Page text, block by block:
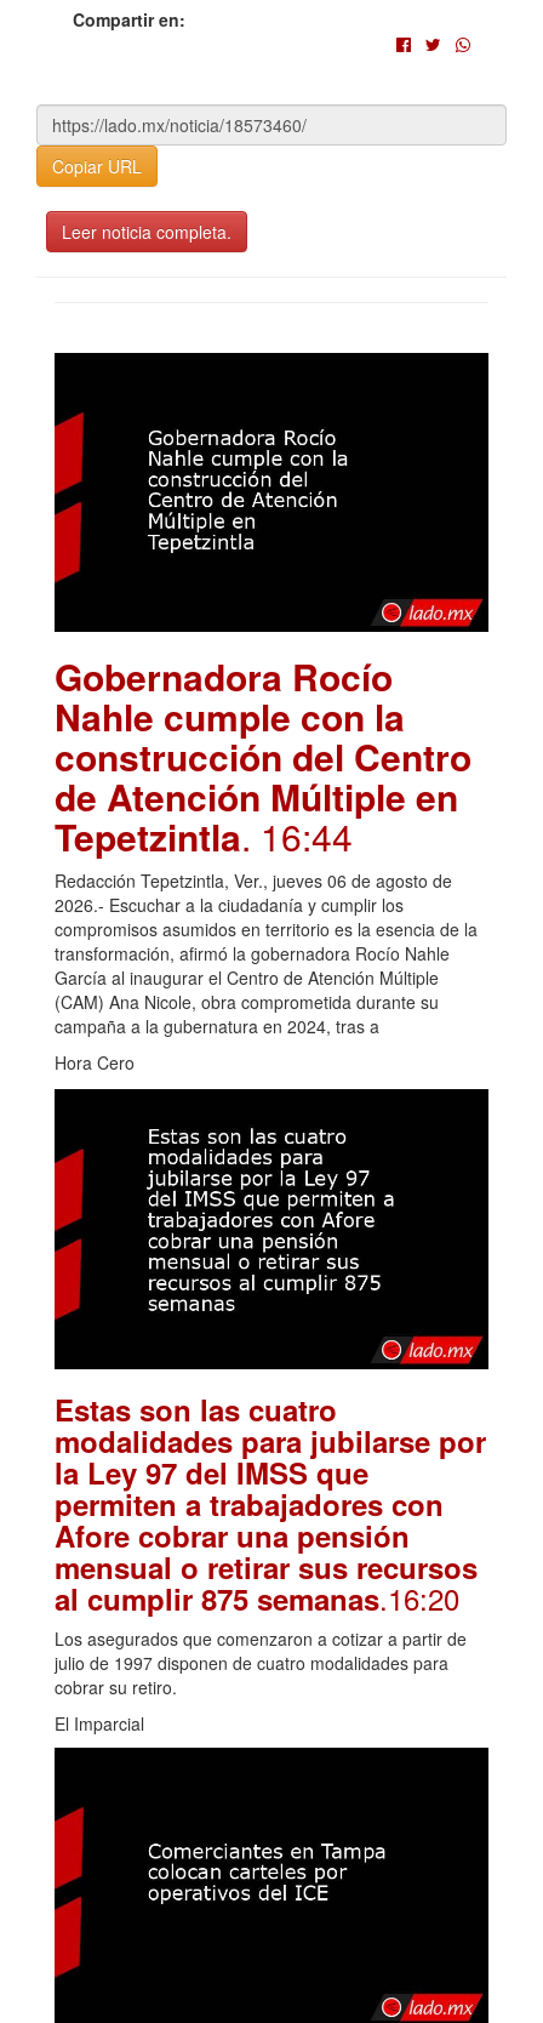
Compartir en:
Copiar URL
Leer noticia completa.
Gobernadora Rocío
Nahle cumple con la
construcción del Centro
de Atención Múltiple en
Tepetzintla. 16:44
Redacción Tepetzintla, Ver., jueves 06 de agosto de
2026.- Escuchar a la ciudadanía y cumplir los
compromisos asumidos en territorio es la esencia de la
transformación, afirmó la gobernadora Rocío Nahle
García al inaugurar el Centro de Atención Múltiple
(CAM) Ana Nicole, obra comprometida durante su
campaña a la gubernatura en 2024, tras a
Hora Cero
Estas son las cuatro
modalidades para jubilarse por
la Ley 97 del IMSS que
permiten a trabajadores con
Afore cobrar una pensión
mensual o retirar sus recursos
al cumplir 875 semanas.16:20
Los asegurados que comenzaron a cotizar a partir de
julio de 1997 disponen de cuatro modalidades para
cobrar su retiro.
El Imparcial